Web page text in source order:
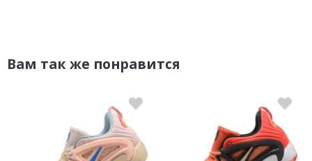
Вам так же понравится